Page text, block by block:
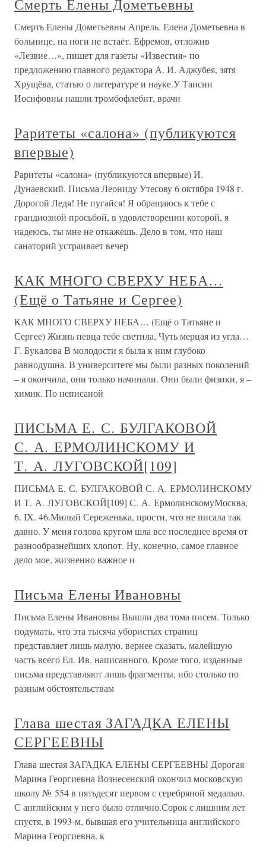
Смерть Елены Дометьевны
Смерть Елены Дометьевны Апрель. Елена Дометьевна в
больнице, на ноги не встаёт. Ефремов, отложив
«Лезвие…», пишет для газеты «Известия» по
предложению главного редактора А. И. Аджубея, зятя
Хрущёва, статью о литературе и науке.У Таисии
Иосифовны нашли тромбофлебит, врачи
Раритеты «салона» (публикуются
впервые)
Раритеты «салона» (публикуются впервые) И.
Дунаевский. Письма Леониду Утесову 6 октября 1948 г.
Дорогой Ледя! Не пугайся! Я обращаюсь к тебе с
грандиозной просьбой, в удовлетворении которой, я
надеюсь, ты мне не откажешь. Дело в том, что наш
санаторий устраивает вечер
КАК МНОГО СВЕРХУ НЕБА…
(Ещё о Татьяне и Сергее)
КАК МНОГО СВЕРХУ НЕБА… (Ещё о Татьяне и
Сергее) Жизнь певца тебе светила, Чуть мерцая из угла…
Г. Букалова В молодости я была к ним глубоко
равнодушна. В университете мы были разных поколений
– я окончила, они только начинали. Они были физики, я –
химик. По неписаной
ПИСЬМА Е. С. БУЛГАКОВОЙ
С. А. ЕРМОЛИНСКОМУ И
Т. А. ЛУГОВСКОЙ[109]
ПИСЬМА Е. С. БУЛГАКОВОЙ С. А. ЕРМОЛИНСКОМУ
И Т. А. ЛУГОВСКОЙ[109] С. А. ЕрмолинскомуМосква,
6. IX. 46.Милый Сереженька, прости, что не писала так
давно. У меня голова кругом шла все последнее время от
разнообразнейших хлопот. Ну, конечно, самое главное
дело мое, жизненно важное и
Письма Елены Ивановны
Письма Елены Ивановны Вышли два тома писем. Только
подумать, что эта тысяча убористых страниц
представляет лишь малую, вернее сказать, малейшую
часть всего Ел. Ив. написанного. Кроме того, изданные
письма представляют лишь фрагменты, ибо столько по
разным обстоятельствам
Глава шестая ЗАГАДКА ЕЛЕНЫ
СЕРГЕЕВНЫ
Глава шестая ЗАГАДКА ЕЛЕНЫ СЕРГЕЕВНЫ Дорогая
Марина Георгиевна Вознесенский окончил московскую
школу № 554 в пятьдесят первом с серебряной медалью.
С английским у него было отлично.Сорок с лишним лет
спустя, в 1993-м, бывшая его учительница английского
Марина Георгиевна, к